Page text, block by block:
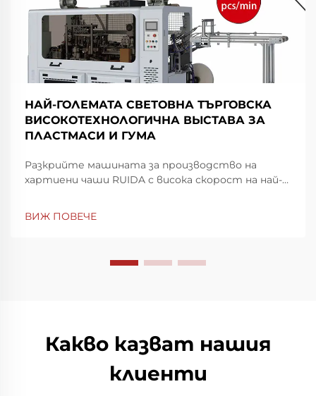
НАЙ-ГОЛЕМАТА СВЕТОВНА ТЪРГОВСКА
ВИСОКОТЕХНОЛОГИЧНА ВЫСТАВА ЗА
ПЛАСТМАСИ И ГУМА
Разкрийте машината за производство на
хартиени чаши RUIDA с висока скорост на най-
прецизността на производството —
ВИЖ ПОВЕЧЕ
Какво казват нашия
клиенти